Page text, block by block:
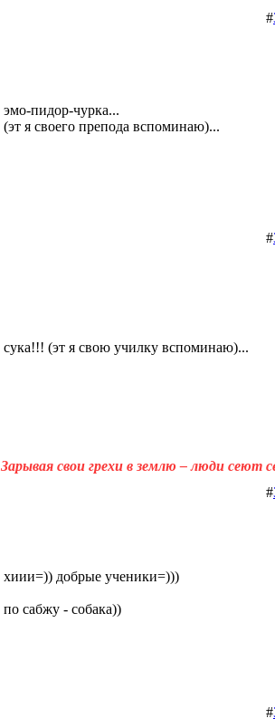
#
эмо-пидор-чурка...
(эт я своего препода вспоминаю)...
#
сука!!! (эт я свою училку вспоминаю)...
Зарывая свои грехи в землю – люди сеют
#
хиии=)) добрые ученики=)))
по сабжу - собака))
#